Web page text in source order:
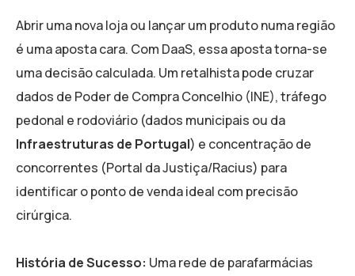
Abrir uma nova loja ou lançar um produto numa região
é uma aposta cara. Com DaaS, essa aposta torna-se
uma decisão calculada. Um retalhista pode cruzar
dados de Poder de Compra Concelhio (INE), tráfego
pedonal e rodoviário (dados municipais ou da
Infraestruturas de Portugal) e concentração de
concorrentes (Portal da Justiça/Racius) para
identificar o ponto de venda ideal com precisão
cirúrgica.
História de Sucesso: Uma rede de parafarmácias